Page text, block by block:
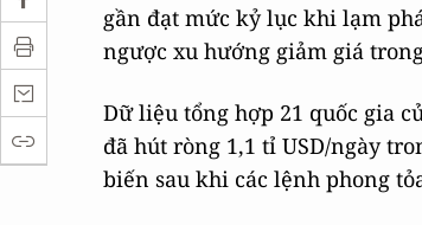
gần đạt mức kỷ lục khi lạm
ngược xu hướng giảm giá
Dữ liệu tổng hợp 21 quốc gia
đã hút ròng 1,1 tỉ USD/ngày
biến sau khi các lệnh phong